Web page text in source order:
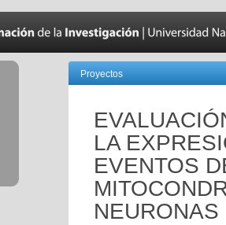
Proyectos
LA
EVENTOS